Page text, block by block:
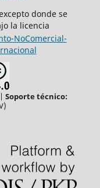
donde se
la licencia
NoComercial-
Soporte técnico: